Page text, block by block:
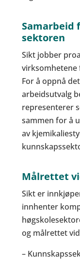
Samarbeid
sektoren
Sikt jobber
virksomhetene
For å oppnå
arbeidsutvalg
representerer
sammen for å
av
Målrettet
Sikt er
innhenter
og målrettet
–